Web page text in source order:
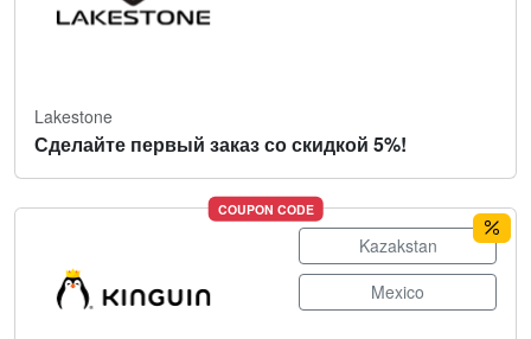
Lakestone
Сделайте первый заказ со скидкой 5%!
COUPON CODE
Kazakstan
Mexico